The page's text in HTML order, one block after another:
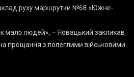
руху маршрутки №68 «Южне-
мало людей», – Новацький закликав
прощання з полеглими військовими